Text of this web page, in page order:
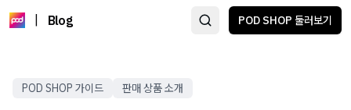
Blog POD SHOP 둘러보기
POD SHOP 가이드 판매 상품 소개